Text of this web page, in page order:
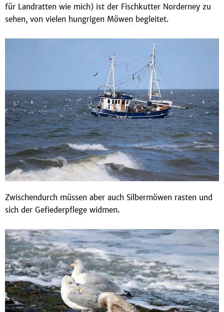
für Landratten wie mich) ist der Fischkutter Norderney zu
sehen, von vielen hungrigen Möwen begleitet.
Zwischendurch müssen aber auch Silbermöwen rasten und
sich der Gefiederpflege widmen.